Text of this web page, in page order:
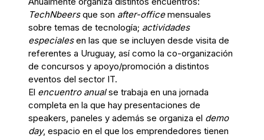
TechNbeersque son after-officemensuales
sobre temas de tecnología; actividades
especialesen las que se incluyen desde visita de
referentes a Uruguay, así como la co-organización
de concursos y apoyo/promoción a distintos
eventos del sector IT.
El encuentro anualse trabaja en una jornada
completa en la que hay presentaciones de
speakers, paneles y además se organiza el demo
day, espacio en el que los emprendedores tienen